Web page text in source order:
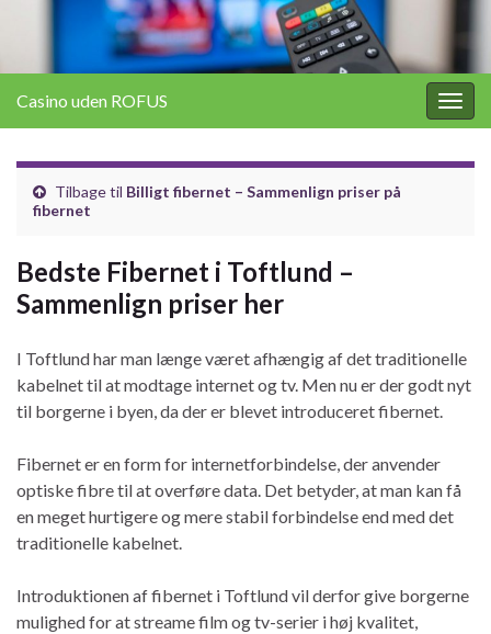
Casino uden ROFUS
Tilbage til Billigt fibernet – Sammenlign priser på
fibernet
Bedste Fibernet i Toftlund –
Sammenlign priser her
I Toftlund har man længe været afhængig af det traditionelle
kabelnet til at modtage internet og tv. Men nu er der godt nyt
til borgerne i byen, da der er blevet introduceret fibernet.
Fibernet er en form for internetforbindelse, der anvender
optiske fibre til at overføre data. Det betyder, at man kan få
en meget hurtigere og mere stabil forbindelse end med det
traditionelle kabelnet.
Introduktionen af fibernet i Toftlund vil derfor give borgerne
mulighed for at streame film og tv-serier i høj kvalitet,